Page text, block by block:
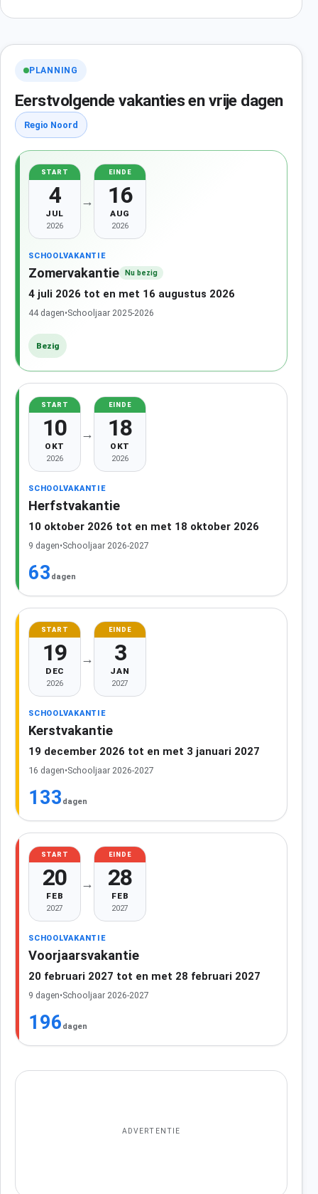
PLANNING
Eerstvolgende vakanties en vrije dagen
Regio Noord
START
4
JUL
2026
→
EINDE
16
AUG
2026
SCHOOLVAKANTIE
Zomervakantie Nu bezig
4 juli 2026 tot en met 16 augustus 2026
44 dagen•Schooljaar 2025-2026
Bezig
START
10
OKT
2026
→
EINDE
18
OKT
2026
SCHOOLVAKANTIE
Herfstvakantie
10 oktober 2026 tot en met 18 oktober 2026
9 dagen•Schooljaar 2026-2027
63 dagen
START
19
DEC
2026
→
EINDE
3
JAN
2027
SCHOOLVAKANTIE
Kerstvakantie
19 december 2026 tot en met 3 januari 2027
16 dagen•Schooljaar 2026-2027
133 dagen
START
20
FEB
2027
→
EINDE
28
FEB
2027
SCHOOLVAKANTIE
Voorjaarsvakantie
20 februari 2027 tot en met 28 februari 2027
9 dagen•Schooljaar 2026-2027
196 dagen
ADVERTENTIE